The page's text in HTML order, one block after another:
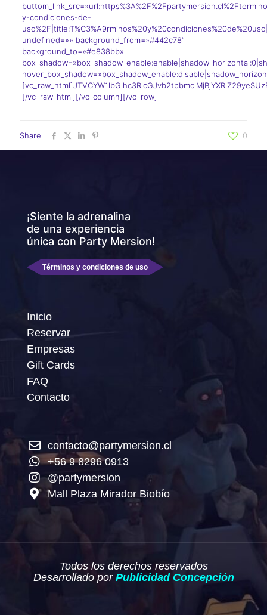
y-condiciones-de-
undefined=»» background_from=»#442c78″
background_to=»#e838bb»
[/vc_raw_html][/vc_column][/vc_row]
Share 0
¡Siente la adrenalina
de una experiencia
única con Party Mersion!
Términos y condiciones de uso
Inicio
Reservar
Empresas
Gift Cards
FAQ
Contacto
contacto@partymersion.cl
+56 9 8296 0913
@partymersion
Mall Plaza Mirador Biobío
Todos los derechos reservados
Desarrollado por Publicidad Concepción